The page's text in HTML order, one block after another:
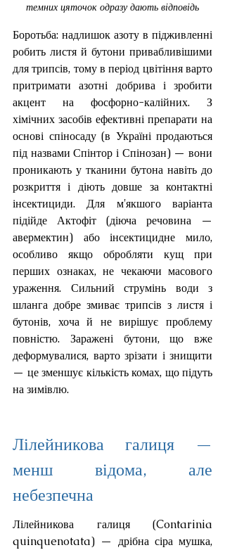
темних цяточок одразу дають відповідь
Боротьба: надлишок азоту в підживленні
робить листя й бутони привабливішими
для трипсів, тому в період цвітіння варто
притримати азотні добрива і зробити
акцент на фосфорно-калійних. З
хімічних засобів ефективні препарати на
основі спіносаду (в Україні продаються
під назвами Спінтор і Спінозан) — вони
проникають у тканини бутона навіть до
розкриття і діють довше за контактні
інсектициди. Для м'якшого варіанта
підійде Актофіт (діюча речовина —
авермектин) або інсектицидне мило,
особливо якщо обробляти кущ при
перших ознаках, не чекаючи масового
ураження. Сильний струмінь води з
шланга добре змиває трипсів з листя і
бутонів, хоча й не вирішує проблему
повністю. Заражені бутони, що вже
деформувалися, варто зрізати і знищити
— це зменшує кількість комах, що підуть
на зимівлю.
Лілейникова галиця —
менш відома, але
небезпечна
Лілейникова галиця (Contarinia
quinquenotata) — дрібна сіра мушка,